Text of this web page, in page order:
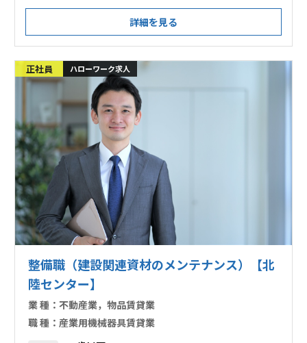
詳細を見る
正社員 ハローワーク求人
整備職（建設関連資材のメンテナンス）【北
陸センター】
業 種： 不動産業，物品賃貸業
職 種： 産業用機械器具賃貸業